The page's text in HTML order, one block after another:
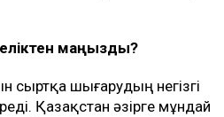
маңызды?
сыртқа шығарудың негізгі
Қазақстан әзірге мұндай